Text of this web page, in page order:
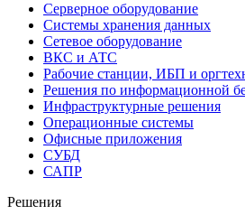
Серверное оборудование
Системы хранения данных
Сетевое оборудование
ВКС и АТС
Рабочие станции, ИБП и
Решения по информационной
Инфраструктурные решения
Операционные системы
Офисные приложения
СУБД
САПР
Решения